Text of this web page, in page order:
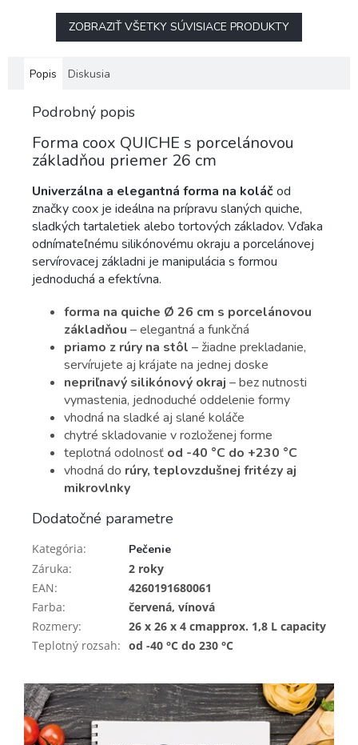
ZOBRAZIŤ VŠETKY SÚVISIACE PRODUKTY
Popis Diskusia
Podrobný popis
Forma coox QUICHE s porcelánovou
základňou priemer 26 cm
Univerzálna a elegantná forma na koláčod
značky coox je ideálna na prípravu slaných quiche,
sladkých tartaletiek alebo tortových základov. Vďaka
odnímateľnému silikónovému okraju a porcelánovej
servírovacej základni je manipulácia s formou
jednoduchá a efektívna.
forma na quiche Ø 26 cm s porcelánovou
základňou – elegantná a funkčná
priamo z rúry na stôl – žiadne prekladanie,
servírujete aj krájate na jednej doske
nepriľnavý silikónový okraj – bez nutnosti
vymastenia, jednoduché oddelenie formy
vhodná na sladké aj slané koláče
chytré skladovanie v rozloženej forme
teplotná odolnosť od -40 °C do +230 °C
vhodná do rúry, teplovzdušnej fritézy aj
mikrovlnky
Dodatočné parametre
Kategória:
Pečenie
Záruka:
2 roky
EAN:
4260191680061
Farba:
červená, vínová
Rozmery:
26 x 26 x 4 cmapprox. 1,8 L capacity
Teplotný rozsah: od -40 °C do 230 °C